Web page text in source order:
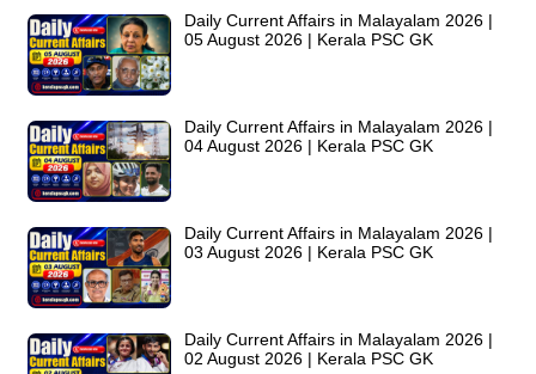
Daily Current Affairs in Malayalam 2026 |
05 August 2026 | Kerala PSC GK
Daily Current Affairs in Malayalam 2026 |
04 August 2026 | Kerala PSC GK
Daily Current Affairs in Malayalam 2026 |
03 August 2026 | Kerala PSC GK
Daily Current Affairs in Malayalam 2026 |
02 August 2026 | Kerala PSC GK